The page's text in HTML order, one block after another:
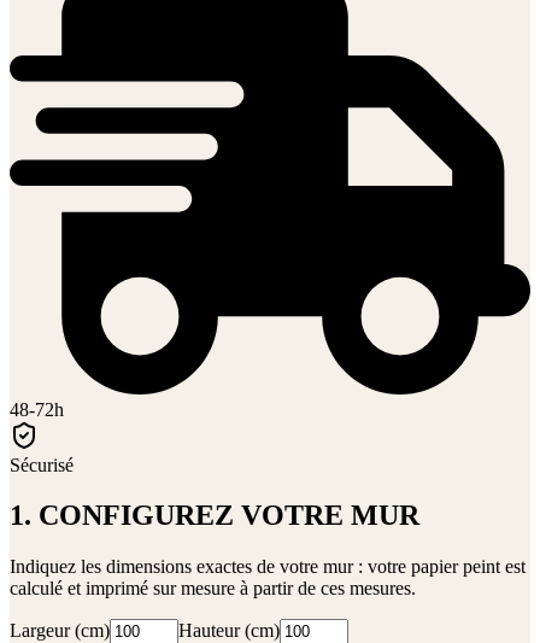
48-72h
Sécurisé
1. CONFIGUREZ VOTRE MUR
Indiquez les dimensions exactes de votre mur : votre papier peint est
calculé et imprimé sur mesure à partir de ces mesures.
Largeur (cm) Hauteur (cm)